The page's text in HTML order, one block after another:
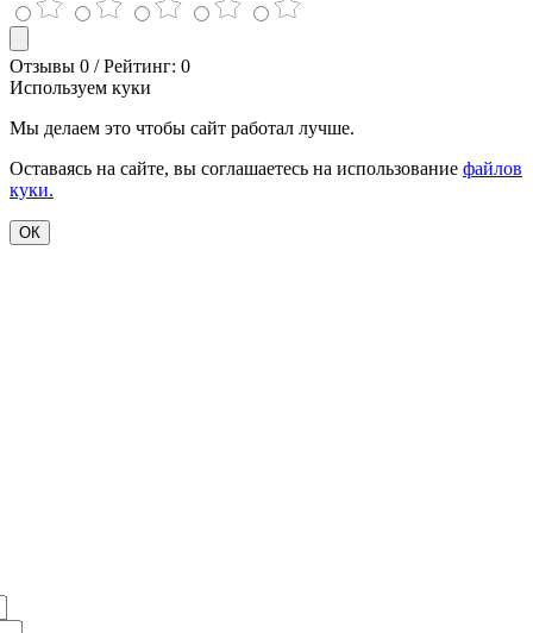
Отзывы 0 / Рейтинг: 0
Используем куки
Мы делаем это чтобы сайт работал лучше.
Оставаясь на сайте, вы соглашаетесь на использование файлов
куки.
ОК